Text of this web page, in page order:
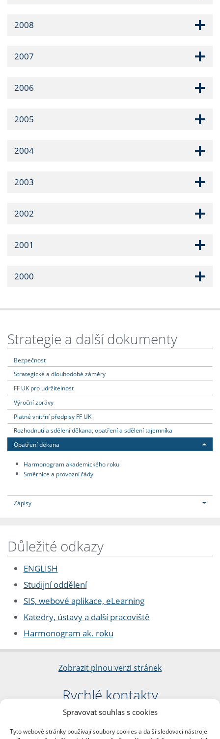
Spravovat souhlas s cookies
Tyto webové stránky používají soubory cookies a další sledovací nástroje
2008
2007
2006
2005
2004
2003
2002
2001
2000
Strategie a další dokumenty
Bezpečnost
Strategické a dlouhodobé záměry
FF UK pro udržitelnost
Výroční zprávy
Platné vnitřní předpisy FF UK
Rozhodnutí a sdělení děkana, opatření a sdělení tajemníka
Opatření děkana
Harmonogram akademického roku
Směrnice a provozní řády
Zápisy
Důležité odkazy
ENGLISH
Studijní oddělení
SIS, webové aplikace, eLearning
Katedry, ústavy a další pracoviště
Harmonogram ak. roku
Zobrazit plnou verzi stránek
Rychlé kontakty
Filozofická fakulta
nám. Jana Palacha 1/2